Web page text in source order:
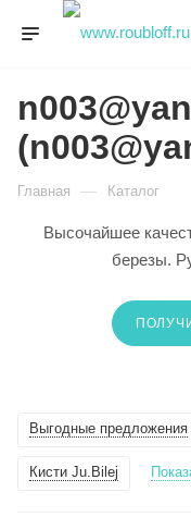
Главная — Каталог
Высочайшее
березы.
Выгодные предложения
Кисти Ju.Bilej